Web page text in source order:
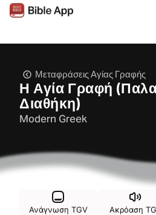
Μεταφράσεις Αγίας Γραφής
Η Αγία Γραφή
Διαθήκη)
Modern Greek
Ανάγνωση TGV Ακρόαση